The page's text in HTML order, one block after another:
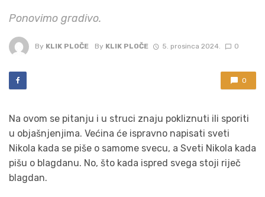
Ponovimo gradivo.
By KLIK PLOČE By KLIK PLOČE 5. prosinca 2024. 0
0
Na ovom se pitanju i u struci znaju pokliznuti ili sporiti
u objašnjenjima. Većina će ispravno napisati sveti
Nikola kada se piše o samome svecu, a Sveti Nikola kada
pišu o blagdanu. No, što kada ispred svega stoji riječ
blagdan.